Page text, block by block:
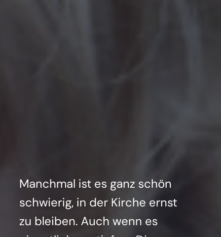
Manch­mal ist es ganz schön
schwie­rig, in der Kir­che ernst
zu blei­ben. Auch wenn es